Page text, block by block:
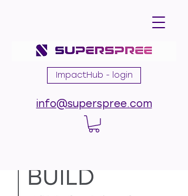
ImpactHub - login
info@superspree.com